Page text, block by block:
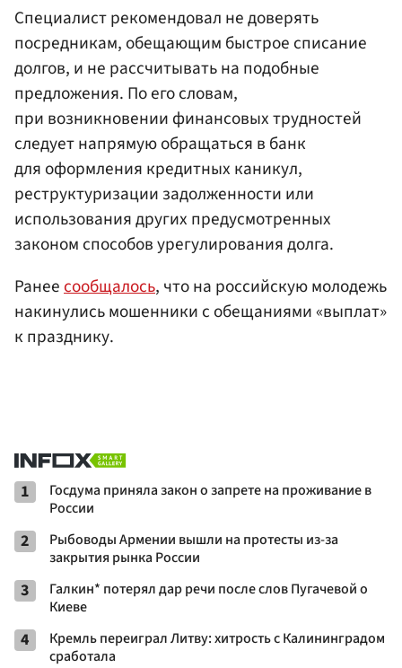
Специалист рекомендовал не доверять
посредникам, обещающим быстрое списание
долгов, и не рассчитывать на подобные
предложения. По его словам,
при возникновении финансовых трудностей
следует напрямую обращаться в банк
для оформления кредитных каникул,
реструктуризации задолженности или
использования других предусмотренных
законом способов урегулирования долга.
Ранеесообщалось, что на российскую молодежь
накинулись мошенники с обещаниями «выплат»
к празднику.
1
Госдума приняла закон о запрете на проживание в
России
2
Рыбоводы Армении вышли на протесты из-за
закрытия рынка России
3
Галкин* потерял дар речи после слов Пугачевой о
Киеве
4
Кремль переиграл Литву: хитрость с Калининградом
сработала